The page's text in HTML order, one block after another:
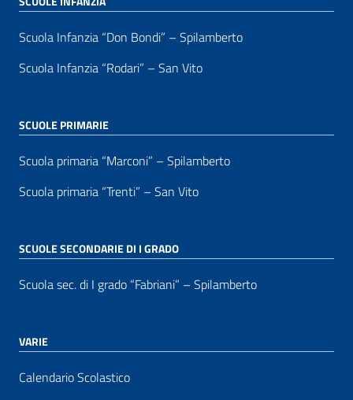
Scuola Infanzia “Don Bondi” – Spilamberto
Scuola Infanzia “Rodari” – San Vito
SCUOLE PRIMARIE
Scuola primaria “Marconi” – Spilamberto
Scuola primaria “Trenti” – San Vito
SCUOLE SECONDARIE DI I GRADO
Scuola sec. di I grado “Fabriani” – Spilamberto
VARIE
Calendario Scolastico